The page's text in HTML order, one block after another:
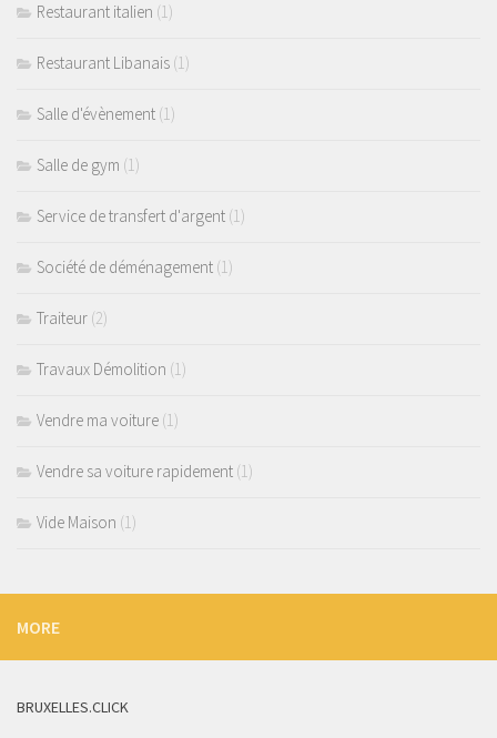
Restaurant italien (1)
Restaurant Libanais (1)
Salle d'évènement (1)
Salle de gym (1)
Service de transfert d'argent (1)
Société de déménagement (1)
Traiteur (2)
Travaux Démolition (1)
Vendre ma voiture (1)
Vendre sa voiture rapidement (1)
Vide Maison (1)
MORE
BRUXELLES.CLICK